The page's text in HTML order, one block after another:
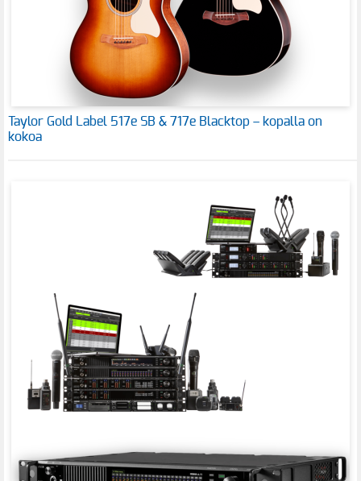
Taylor Gold Label 517e SB & 717e Blacktop – kopalla on
kokoa